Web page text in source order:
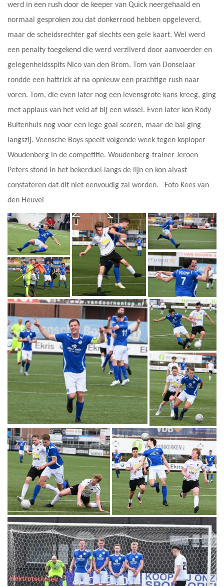
werd in een rush door de keeper van Quick neergehaald en
normaal gesproken zou dat donkerrood hebben opgeleverd,
maar de scheidsrechter gaf slechts een gele kaart. Wel werd
een penalty toegekend die werd verzilverd door aanvoerder en
gelegenheidsspits Nico van den Brom. Tom van Donselaar
rondde een hattrick af na opnieuw een prachtige rush naar
voren. Tom, die even later nog een levensgrote kans kreeg, ging
met applaus van het veld af bij een wissel. Even later kon Rody
Buitenhuis nog voor een lege goal scoren, maar de bal ging
langszij. Veensche Boys speelt volgende week tegen koploper
Woudenberg in de competitie. Woudenberg-trainer Jeroen
Peters stond in het bekerduel langs de lijn en kon alvast
constateren dat dit niet eenvoudig zal worden. Foto Kees van
den Heuvel